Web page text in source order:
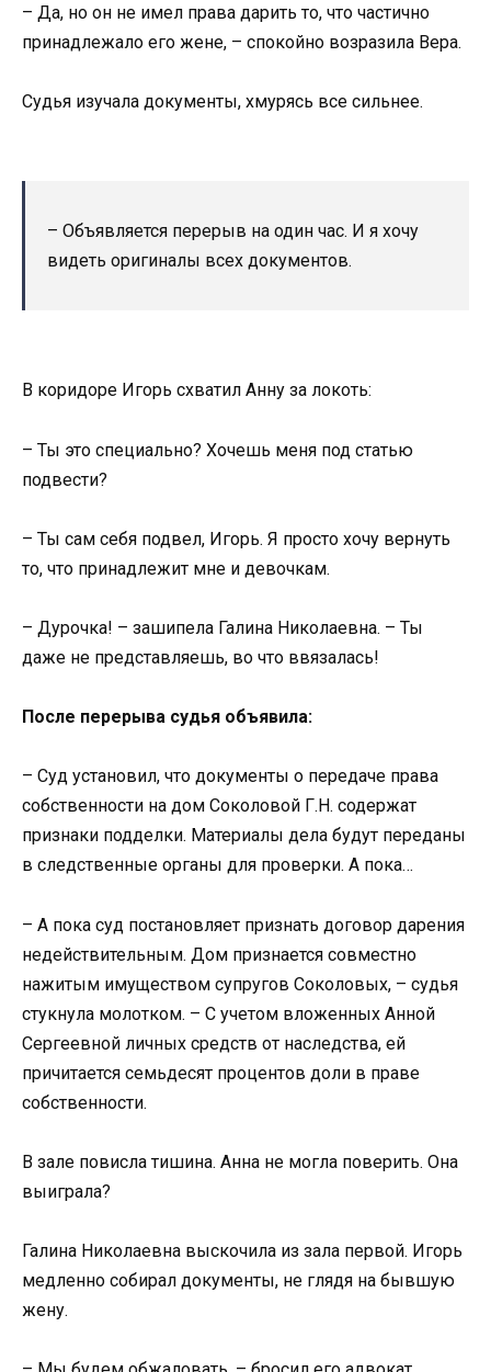
– Да, но он не имел права дарить то, что частично
принадлежало его жене, – спокойно возразила Вера.
Судья изучала документы, хмурясь все сильнее.
– Объявляется перерыв на один час. И я хочу
видеть оригиналы всех документов.
В коридоре Игорь схватил Анну за локоть:
– Ты это специально? Хочешь меня под статью
подвести?
– Ты сам себя подвел, Игорь. Я просто хочу вернуть
то, что принадлежит мне и девочкам.
– Дурочка! – зашипела Галина Николаевна. – Ты
даже не представляешь, во что ввязалась!
После перерыва судья объявила:
– Суд установил, что документы о передаче права
собственности на дом Соколовой Г.Н. содержат
признаки подделки. Материалы дела будут переданы
в следственные органы для проверки. А пока…
– А пока суд постановляет признать договор дарения
недействительным. Дом признается совместно
нажитым имуществом супругов Соколовых, – судья
стукнула молотком. – С учетом вложенных Анной
Сергеевной личных средств от наследства, ей
причитается семьдесят процентов доли в праве
собственности.
В зале повисла тишина. Анна не могла поверить. Она
выиграла?
Галина Николаевна выскочила из зала первой. Игорь
медленно собирал документы, не глядя на бывшую
жену.